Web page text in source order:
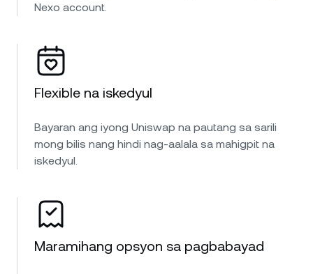
Nexo account.
Flexible na iskedyul
Bayaran ang iyong Uniswap na pautang sa sarili
mong bilis nang hindi nag-aalala sa mahigpit na
iskedyul.
Maramihang opsyon sa pagbabayad